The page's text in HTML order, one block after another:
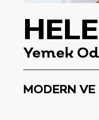
Yemek
MODERN